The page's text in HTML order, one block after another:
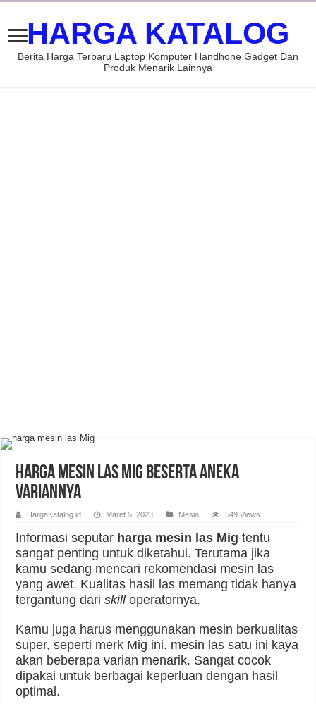
HARGA KATALOG
Berita Harga Terbaru Laptop Komputer Handhone Gadget Dan
Produk Menarik Lainnya
Harga Mesin Las Mig Beserta Aneka
Variannya
HargaKatalog.id Maret 5, 2023 Mesin 549 Views
Informasi seputar harga mesin las Mig tentu
sangat penting untuk diketahui. Terutama jika
kamu sedang mencari rekomendasi mesin las
yang awet. Kualitas hasil las memang tidak hanya
tergantung dari skilloperatornya.
Kamu juga harus menggunakan mesin berkualitas
super, seperti merk Mig ini. mesin las satu ini kaya
akan beberapa varian menarik. Sangat cocok
dipakai untuk berbagai keperluan dengan hasil
optimal.